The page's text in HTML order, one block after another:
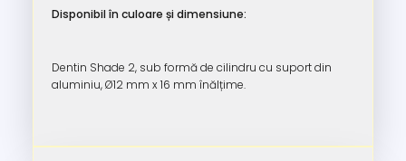
Disponibil în culoare și dimensiune:
Dentin Shade 2, sub formă de cilindru cu suport din
aluminiu, Ø12 mm x 16 mm înălțime.